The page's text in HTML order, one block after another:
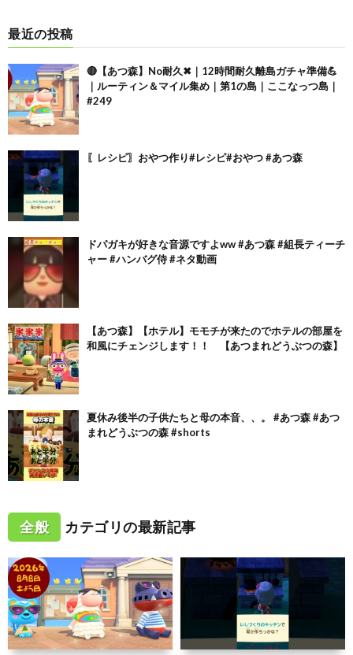
最近の投稿
🔴【あつ森】No耐久✖｜12時間耐久離島ガチャ準備💪
｜ルーティン＆マイル集め｜第1の島｜ここなっつ島｜
#249
〖レシピ〗おやつ作り#レシピ#おやつ #あつ森
ドパガキが好きな音源ですよww #あつ森 #組長ティーチ
ャー #ハンバグ侍 #ネタ動画
【あつ森】【ホテル】モモチが来たのでホテルの部屋を
和風にチェンジします！！ 【あつまれどうぶつの森】
夏休み後半の子供たちと母の本音、、。 #あつ森 #あつ
まれどうぶつの森 #shorts
全般 カテゴリの最新記事